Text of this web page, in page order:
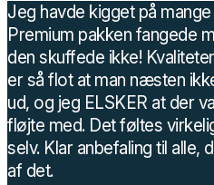
Jeg havde kigget på
Premium pakken fangede
den skuffede ikke!
er så flot at man næsten
ud, og jeg ELSKER at der
fløjte med. Det føltes
selv. Klar anbefaling til alle,
af det.